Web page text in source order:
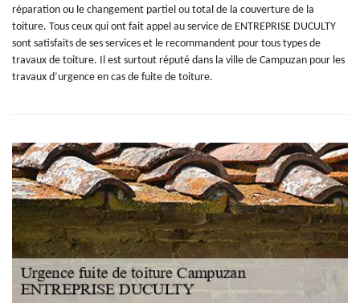
réparation ou le changement partiel ou total de la couverture de la
toiture. Tous ceux qui ont fait appel au service de ENTREPRISE DUCULTY
sont satisfaits de ses services et le recommandent pour tous types de
travaux de toiture. Il est surtout réputé dans la ville de Campuzan pour les
travaux d’urgence en cas de fuite de toiture.